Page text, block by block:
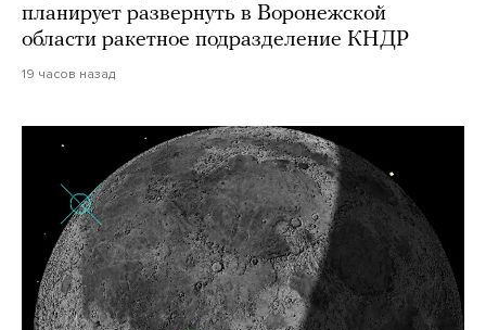
планирует развернуть в Воронежской
области ракетное подразделение КНДР
19 часов назад